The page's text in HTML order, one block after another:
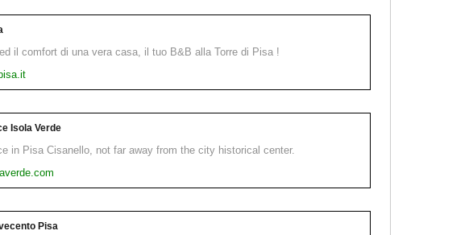
ed il comfort di una vera casa, il tuo B&B alla Torre di Pisa !
Isola Verde
in Pisa Cisanello, not far away from the city historical center.
Pisa